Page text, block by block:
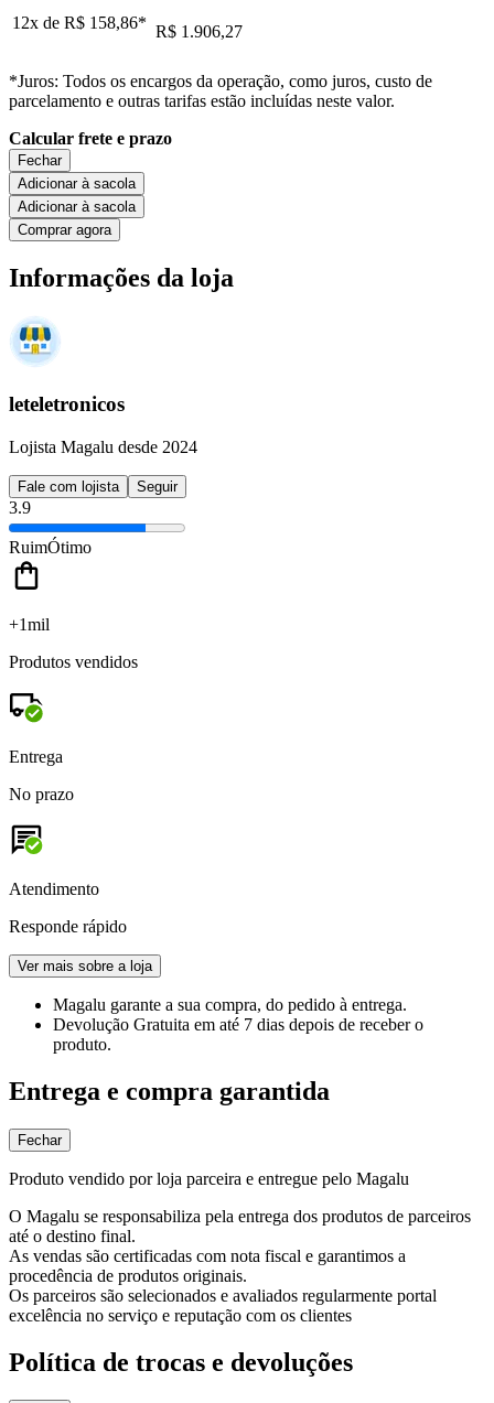
12x de R$ 158,86* R$ 1.906,27
*Juros: Todos os encargos da operação, como juros, custo de
parcelamento e outras tarifas estão incluídas neste valor.
Calcular frete e prazo
Fechar
Adicionar à sacola
Adicionar à sacola
Comprar agora
Informações da loja
leteletronicos
Lojista Magalu desde 2024
Fale com lojista Seguir
3.9
RuimÓtimo
+1mil
Produtos vendidos
Entrega
No prazo
Atendimento
Responde rápido
Ver mais sobre a loja
Magalu garante a sua compra, do pedido à entrega.
Devolução Gratuita em até 7 dias depois de receber o
produto.
Entrega e compra garantida
Fechar
Produto vendido por loja parceira e entregue pelo Magalu
O Magalu se responsabiliza pela entrega dos produtos de parceiros
até o destino final.
As vendas são certificadas com nota fiscal e garantimos a
procedência de produtos originais.
Os parceiros são selecionados e avaliados regularmente portal
excelência no serviço e reputação com os clientes
Política de trocas e devoluções